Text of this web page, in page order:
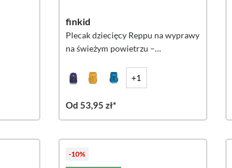
finkid
Plecak dziecięcy Reppu na wyprawy
na świeżym powietrzu –
+1
Od 53,95 zł*
-10%